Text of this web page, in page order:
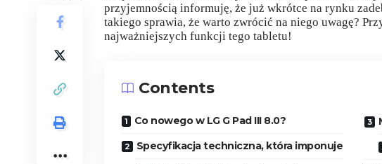
przyjemnością informuję, że już wkrótce na rynku
takiego sprawia, że warto zwrócić na niego uwagę?
najważniejszych funkcji tego tabletu!
Contents
Co nowego w LG G Pad III 8.0?
Specyfikacja techniczna, która imponuje